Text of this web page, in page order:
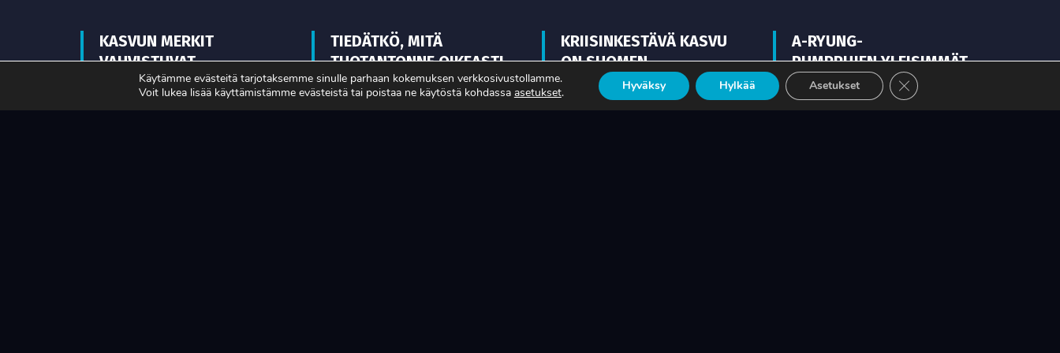
KASVUN MERKIT
VAHVISTUVAT
TIEDÄTKÖ, MITÄ
TUOTANTONNE OIKEASTI
MAKSAA?
KRIISINKESTÄVÄ KASVU
ON SUOMEN
TEOLLISUUDEN ELINEHTO
A-RYUNG-
PUMPPUJEN YLEISIMMÄT
VARAOSAT NYT SUORAAN
TEKUPITIN VARASTOSTA
Käytämme evästeitä tarjotaksemme sinulle parhaan kokemuksen verkkosivustollamme.
Voit lukea lisää käyttämistämme evästeistä tai poistaa ne käytöstä kohdassa asetukset. Hyväksy Hylkää Asetukset Sulje evästebanneri